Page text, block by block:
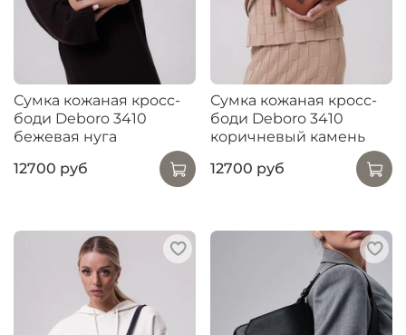
Сумка кожаная кросс-
боди Deboro 3410
бежевая нуга
12700 руб
Сумка кожаная кросс-
боди Deboro 3410
коричневый камень
12700 руб